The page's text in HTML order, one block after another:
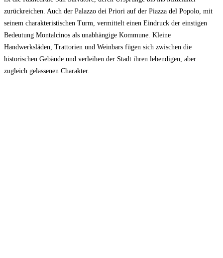
zurückreichen. Auch der Palazzo dei Priori auf der Piazza del Popolo, mit
seinem charakteristischen Turm, vermittelt einen Eindruck der einstigen
Bedeutung Montalcinos als unabhängige Kommune. Kleine
Handwerksläden, Trattorien und Weinbars fügen sich zwischen die
historischen Gebäude und verleihen der Stadt ihren lebendigen, aber
zugleich gelassenen Charakter.